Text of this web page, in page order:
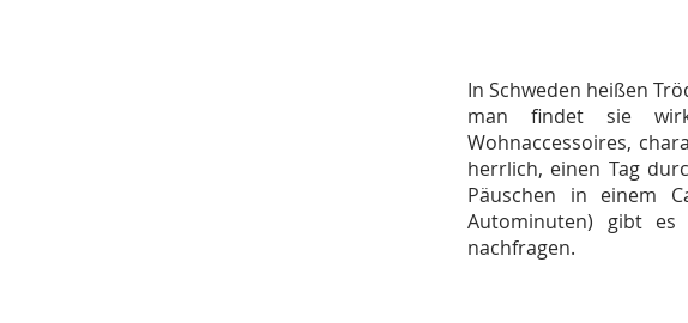
In Schweden heißen
man findet sie
Wohnaccessoires,
herrlich, einen Tag
Päuschen in einem
Autominuten) gibt
nachfragen.